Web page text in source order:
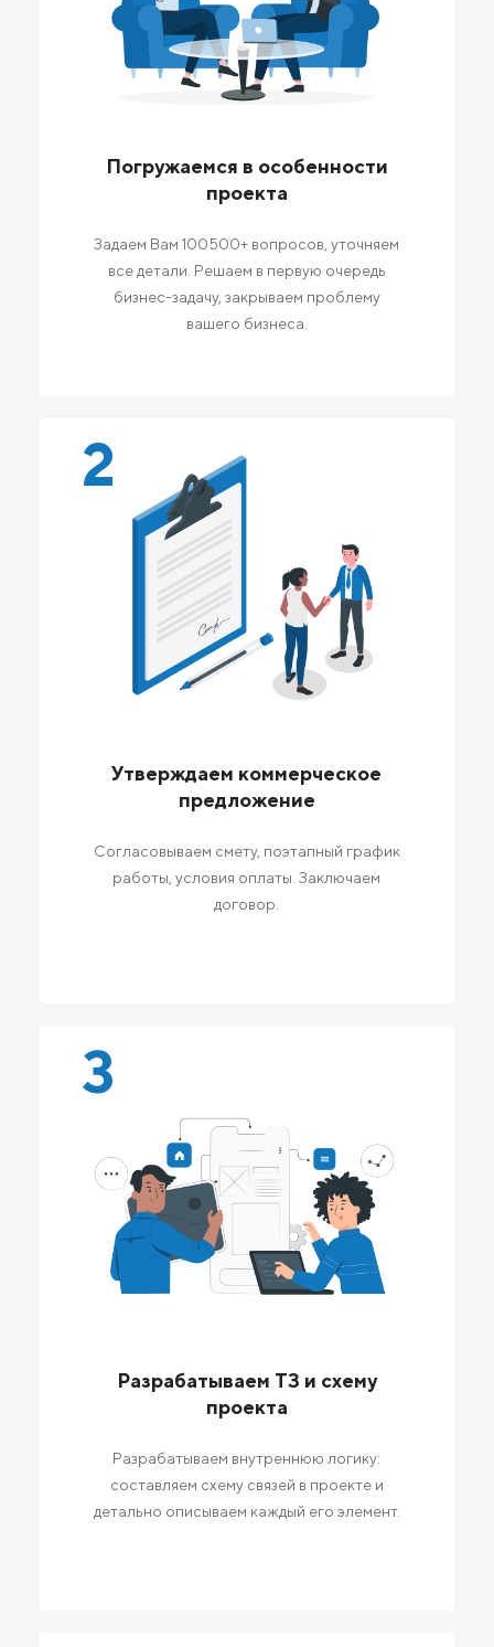
Погружаемся в особенности
проекта
Задаем Вам 100500+ вопросов, уточняем
все детали. Решаем в первую очередь
бизнес-задачу, закрываем проблему
вашего бизнеса.
2
Утверждаем коммерческое
предложение
Согласовываем смету, поэтапный график
работы, условия оплаты. Заключаем
договор.
3
Разрабатываем ТЗ и схему
проекта
Разрабатываем внутреннюю логику:
составляем схему связей в проекте и
детально описываем каждый его элемент.